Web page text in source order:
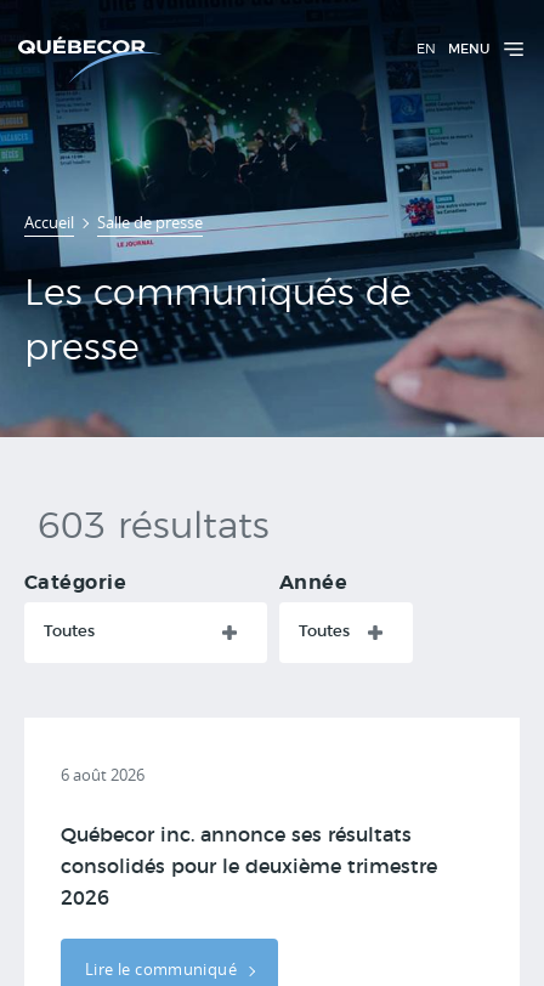
EN MENU
Accueil Salle de presse
Communiqués
de presse
Les communiqués de
presse
603 résultats
Catégorie
Toutes
Année
Toutes
6 août 2026
Québecor inc. annonce ses résultats
consolidés pour le deuxième trimestre
2026
Lire le communiqué